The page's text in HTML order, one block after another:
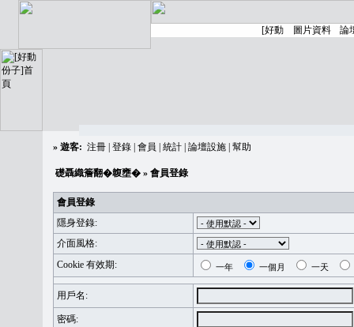
» 遊客: 注冊 登錄 會員 統計 論壇設施 幫助
礎聶織簷翻�䪖壅� » 會員登錄
會員登錄
隱身登錄:
介面風格:
Cookie 有效期:
一年 一個月 一天
用戶名:
密碼: